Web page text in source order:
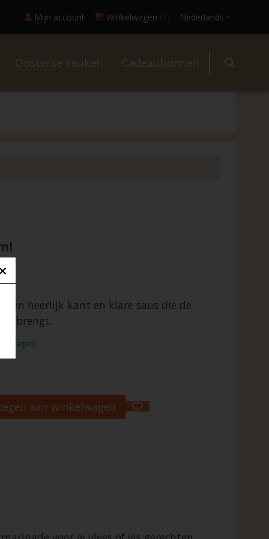
Mijn account Winkelwagen (0) Nederlands
Oosterse keuken Cadeaubonnen
een heerlijk kant en klare saus die de
brengt.
- 2 dagen)
aan winkelwagen